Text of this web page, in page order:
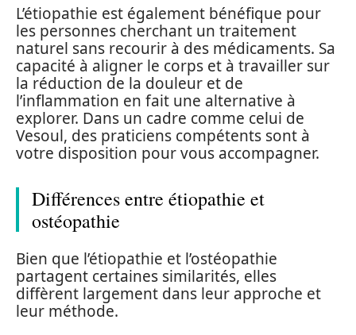
L’étiopathie est également bénéfique pour
les personnes cherchant un traitement
naturel sans recourir à des médicaments. Sa
capacité à aligner le corps et à travailler sur
la réduction de la douleur et de
l’inflammation en fait une alternative à
explorer. Dans un cadre comme celui de
Vesoul, des praticiens compétents sont à
votre disposition pour vous accompagner.
Différences entre étiopathie et
ostéopathie
Bien que l’étiopathie et l’ostéopathie
partagent certaines similarités, elles
diffèrent largement dans leur approche et
leur méthode.